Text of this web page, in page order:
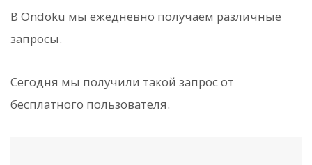
В Ondoku мы ежедневно получаем различные
запросы.
Сегодня мы получили такой запрос от
бесплатного пользователя.